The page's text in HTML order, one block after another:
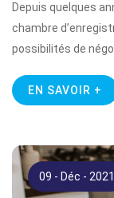
Depuis quelques
chambre
possibilités de
EN SAVOIR +
09 - Déc - 2021